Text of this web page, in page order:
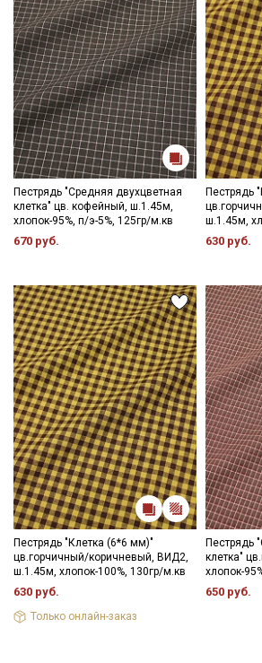
Пестрядь "Средняя двухцветная
клетка" цв. кофейный, ш.1.45м,
хлопок-95%, п/э-5%, 125гр/м.кв
670 руб.
Пестрядь
ш.1.45м,
630 руб.
Пестрядь "Клетка (6*6 мм)"
цв.горчичный/коричневый, ВИД2,
ш.1.45м, хлопок-100%, 130гр/м.кв
630 руб.
Только онлайн-заказ
Пестрядь
клетка"
хлопок-
650 руб.